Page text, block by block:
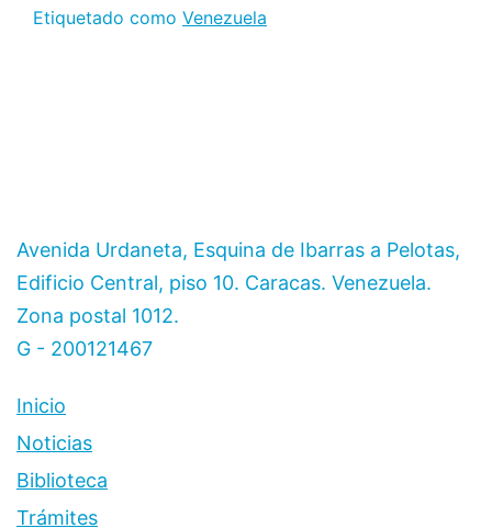
Etiquetado como Venezuela
Avenida Urdaneta, Esquina de Ibarras a Pelotas,
Edificio Central, piso 10. Caracas. Venezuela.
Zona postal 1012.
G - 200121467
Inicio
Noticias
Biblioteca
Trámites